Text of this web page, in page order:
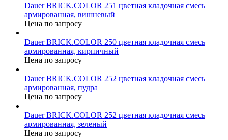
Dauer BRICK.COLOR 251 цветная кладочная смесь
армированная, вишневый
Цена по запросу
Dauer BRICK.COLOR 250 цветная кладочная смесь
армированная, кирпичный
Цена по запросу
Dauer BRICK.COLOR 252 цветная кладочная смесь
армированная, пудра
Цена по запросу
Dauer BRICK.COLOR 252 цветная кладочная смесь
армированная, зеленый
Цена по запросу